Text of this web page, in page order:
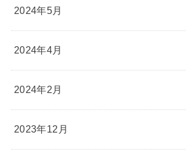
2024年5月
2024年4月
2024年2月
2023年12月